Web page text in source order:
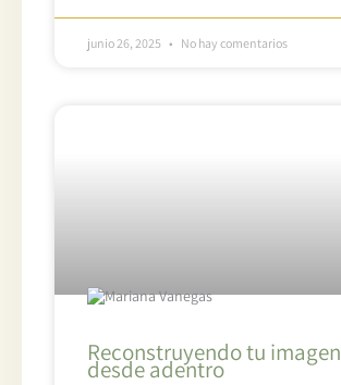
junio 26, 2025 No hay comentarios
Reconstruyendo tu imagen
desde adentro